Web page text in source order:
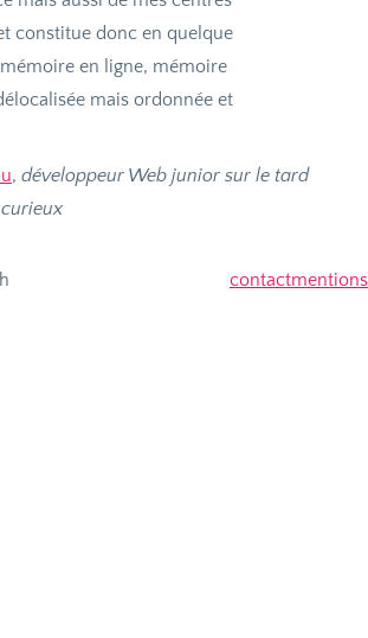
constitue donc en quelque
en ligne, mémoire
mais ordonnée et
, développeur Web junior sur le tard
contactmentions